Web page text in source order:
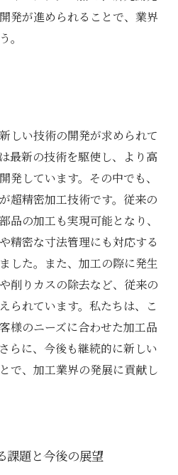
発が進められることで、業界
。
しい技術の開発が求められて
最新の技術を駆使し、より高
発しています。その中でも、
超精密加工技術です。従来の
品の加工も実現可能となり、
精密な寸法管理にも対応する
した。また、加工の際に発生
削りカスの除去など、従来の
られています。私たちは、こ
様のニーズに合わせた加工品
らに、今後も継続的に新しい
で、加工業界の発展に貢献し
課題と今後の展望